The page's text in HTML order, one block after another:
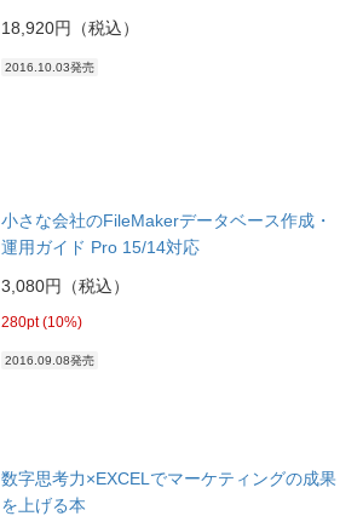
18,920円（税込）
2016.10.03発売
小さな会社のFileMakerデータベース作成・
運用ガイド Pro 15/14対応
3,080円（税込）
280pt (10%)
2016.09.08発売
数字思考力×EXCELでマーケティングの成果
を上げる本